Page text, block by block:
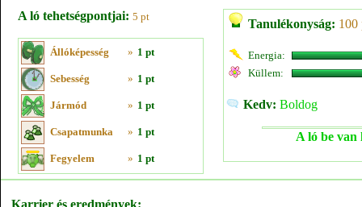
A ló tehetségpontjai: 5 pt
Állóképesség » 1 pt
Sebesség » 1 pt
Jármód » 1 pt
Csapatmunka » 1 pt
Fegyelem » 1 pt
Tanulékonyság: 100
Energia:
Küllem:
Kedv: Boldog
A ló be van
Karrier és eredmények: